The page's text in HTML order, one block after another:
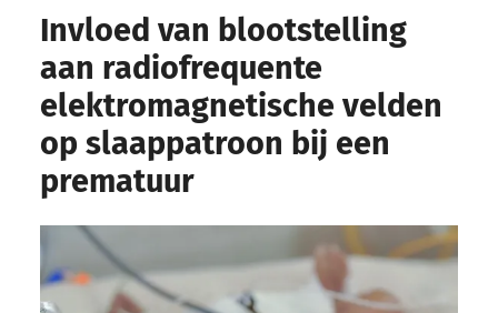
Invloed van blootstelling
aan radiofrequente
elektromagnetische velden
op slaappatroon bij een
prematuur